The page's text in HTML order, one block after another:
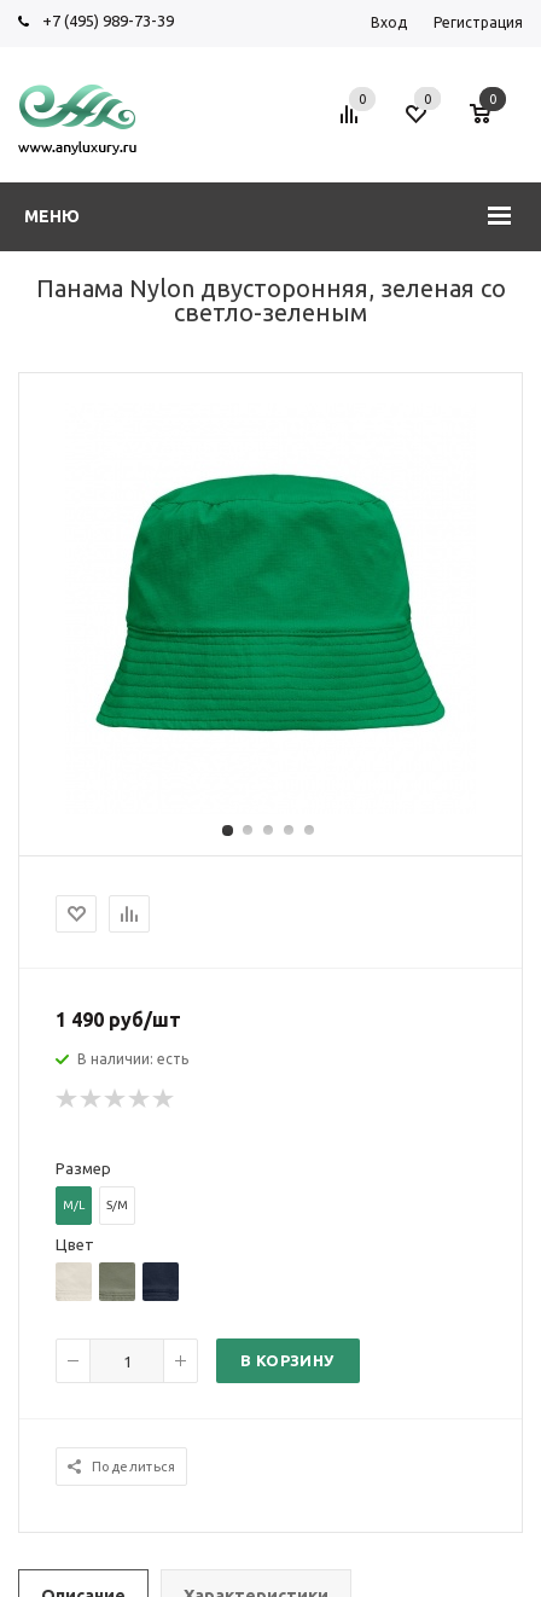
+7 (495) 989-73-39 Вход Регистрация
МЕНЮ
0 0 0
Панама Nylon двусторонняя, зеленая со
светло-зеленым
1 490 руб/шт
В наличии: есть
Размер
M/L S/M
Цвет
В КОРЗИНУ
Поделиться